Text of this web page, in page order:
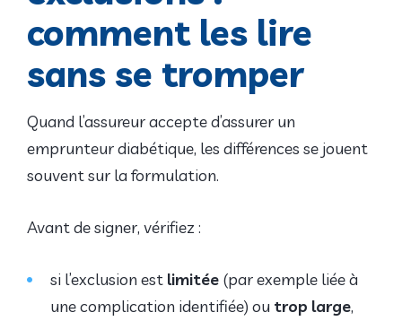
comment les lire
sans se tromper
Quand l’assureur accepte d’assurer un
emprunteur diabétique, les différences se jouent
souvent sur la formulation.
Avant de signer, vérifiez :
si l’exclusion est limitée (par exemple liée à
une complication identifiée) ou trop large,